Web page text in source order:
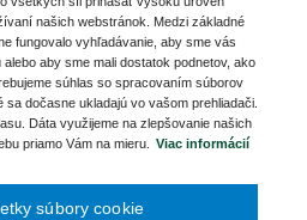
Ročník 2013
Ročník 2012
Ročník 2011
Ročník 2010
Ročník 2026
Autor/i: Ministerstvo zdravotníctva SR
republiky, ako vykonávateľ
a. s., vyhlasuje výberové konanie na
predmetnej spoločnosti.
na uchádzačov:
úkony,
našich webstránok. Medzi základné
fungovalo vyhľadávanie, aby sme vás
aby sme mali dostatok podnetov, ako
súhlas so spracovaním súborov
dočasne ukladajú vo vašom prehliadači.
Dáta využijeme na zlepšovanie našich
priamo Vám na mieru.
Viac informácií
súbory cookie